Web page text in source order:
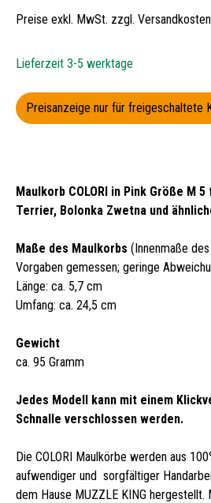
Preise exkl. MwSt. zzgl. Versandkosten
Lieferzeit 3-5 werktage
Preisanzeige nur für freigeschaltete
Maulkorb COLORI in Pink Größe M
Terrier, Bolonka Zwetna und
Maße des Maulkorbs (Innenmaße
Vorgaben gemessen; geringe
Länge: ca. 5,7 cm
Umfang: ca. 24,5 cm
Gewicht
ca. 95 Gramm
Jedes Modell kann mit einem
Schnalle verschlossen werden.
Die COLORI Maulkörbe werden aus
aufwendiger und sorgfältiger
dem Hause MUZZLE KING hergestellt.